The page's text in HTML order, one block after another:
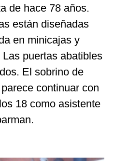
de hace 78 años.
están diseñadas
en minicajas y
puertas abatibles
El sobrino de
continuar con
18 como asistente